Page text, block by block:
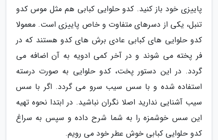
پاییزی خود باز کنید. کدو حلوایی کبابی هم مثل موس کدو
تنبل، یکی از دسرهای متفاوت و خاص پاییزی است. معمولا
کدو حلوایی های کبابی عادی برش های کدو هستند که در
فر پخته می شوند و در آخر کمی ادویه به آن اضافه می
گردد. در این دستور پخت، کدو حلوایی به صورت درسته
استفاده شده و با سس سیب سرو می گردد. اگر با سس
سیب آشنایی ندارید اصلا نگران نباشید. در ابتدا نحوه تهیه
این سس خوشمزه را به شما شرح داده و سپس به سراغ
کدو حلوایی کبابی خوش عطر خود می رویم.